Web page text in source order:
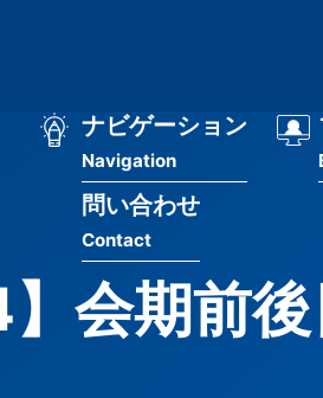
メ
ナ
ビ
ナビゲーション
Navigation
問い合わせ
Contact
】会期前